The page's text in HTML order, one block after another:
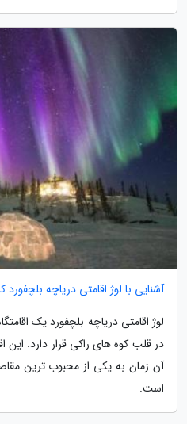
آشنایی با لوژ اقامتی دریاچه بلچفورد
لوژ اقامتی دریاچه بلچفورد یک
آن زمان به یکی از محبوب ترین
است.